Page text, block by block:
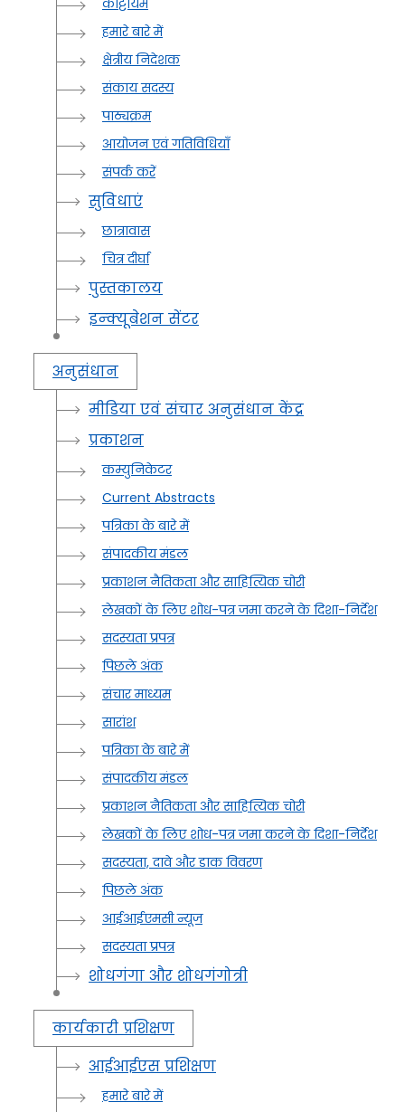
हमारे बारे में
क्षेत्रीय निदेशक
संकाय सदस्य
पाठ्यक्रम
आयोजन एवं गतिविधियाँ
संपर्क करें
सुविधाएं
छात्रावास
चित्र दीर्घा
पुस्तकालय
इन्क्यूबेशन सेंटर
अनुसंधान
मीडिया एवं संचार अनुसंधान केंद्र
प्रकाशन
कम्युनिकेटर
Current Abstracts
पत्रिका के बारे में
संपादकीय मंडल
प्रकाशन नैतिकता और साहित्यिक चोरी
लेखकों के लिए शोध-पत्र जमा करने के दिशा-निर्देश
सदस्यता प्रपत्र
पिछले अंक
संचार माध्यम
सारांश
पत्रिका के बारे में
संपादकीय मंडल
प्रकाशन नैतिकता और साहित्यिक चोरी
लेखकों के लिए शोध-पत्र जमा करने के दिशा-निर्देश
सदस्यता, दावे और डाक विवरण
पिछले अंक
आईआईएमसी न्यूज
सदस्यता प्रपत्र
शोधगंगा और शोधगंगोत्री
कार्यकारी प्रशिक्षण
आईआईएस प्रशिक्षण
हमारे बारे में